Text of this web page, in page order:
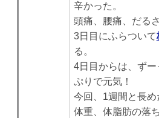
辛かった。
頭痛、腰痛、だる
3日目にふらついて
る。
4日目からは、ず
ぷりで元気！
今回、1週間と長め
体重、体脂肪の落